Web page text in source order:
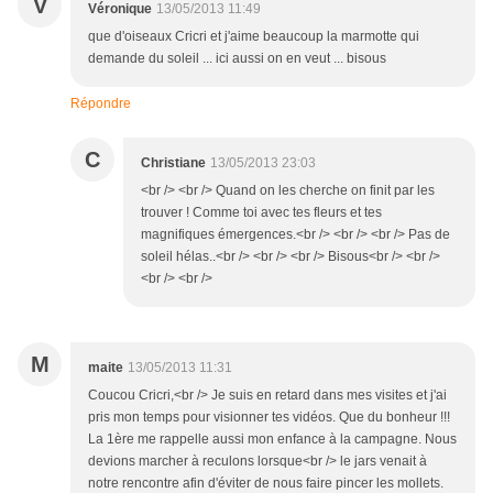
V Véronique 13/05/2013 11:49
que d'oiseaux Cricri et j'aime beaucoup la marmotte qui
demande du soleil ... ici aussi on en veut ... bisous
Répondre
C Christiane 13/05/2013 23:03
<br /> <br /> Quand on les cherche on finit par les
trouver ! Comme toi avec tes fleurs et tes
magnifiques émergences.<br /> <br /> <br /> Pas de
soleil hélas..<br /> <br /> <br /> Bisous<br /> <br />
<br /> <br />
M maite 13/05/2013 11:31
Coucou Cricri,<br /> Je suis en retard dans mes visites et j'ai
pris mon temps pour visionner tes vidéos. Que du bonheur !!!
La 1ère me rappelle aussi mon enfance à la campagne. Nous
devions marcher à reculons lorsque<br /> le jars venait à
notre rencontre afin d'éviter de nous faire pincer les mollets.